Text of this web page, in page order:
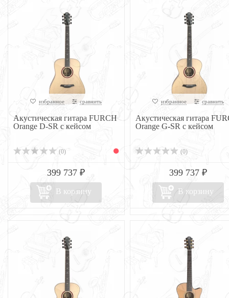
избранное сравнить
Акустическая гитара FURCH
Orange D-SR с кейсом
(0)
399 737 ₽
В корзину
избранное сравнить
Акустическая гитара
Orange G-SR с кейсом
(0)
399 737 ₽
В корзину